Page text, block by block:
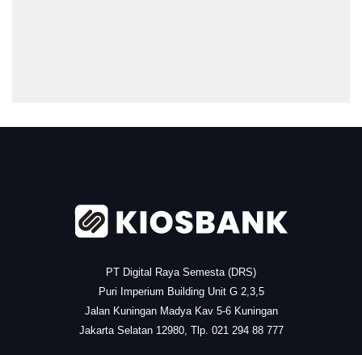
PT Digital Raya Semesta (DRS)
Puri Imperium Building Unit G 2,3,5
Jalan Kuningan Madya Kav 5-6 Kuningan
Jakarta Selatan 12980, Tlp. 021 294 88 777